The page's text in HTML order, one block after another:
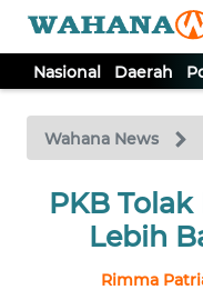
Nasional Daerah
Wahana News
PKB
Lebih
Rimma
TV
Tutup
NASIONAL